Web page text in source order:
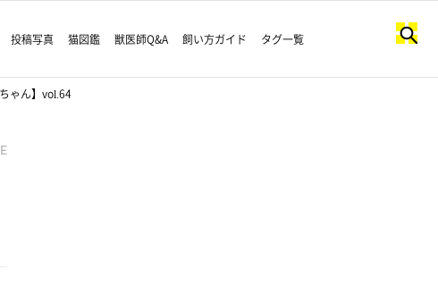
投稿写真 猫図鑑 獣医師Q&A 飼い方ガイド タグ一覧
ゃん】vol.64